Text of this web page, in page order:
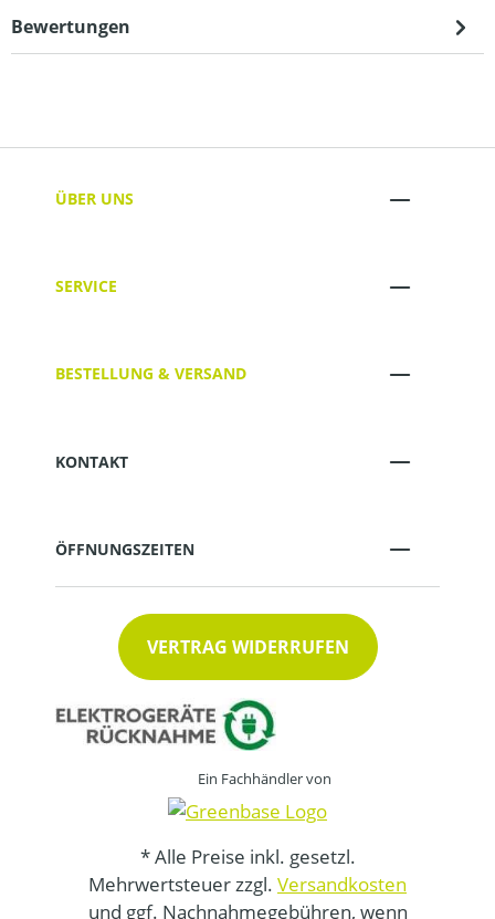
Bewertungen
ÜBER UNS
SERVICE
BESTELLUNG & VERSAND
KONTAKT
ÖFFNUNGSZEITEN
VERTRAG WIDERRUFEN
Ein Fachhändler von
* Alle Preise inkl. gesetzl.
Mehrwertsteuer zzgl. Versandkosten
und ggf. Nachnahmegebühren, wenn